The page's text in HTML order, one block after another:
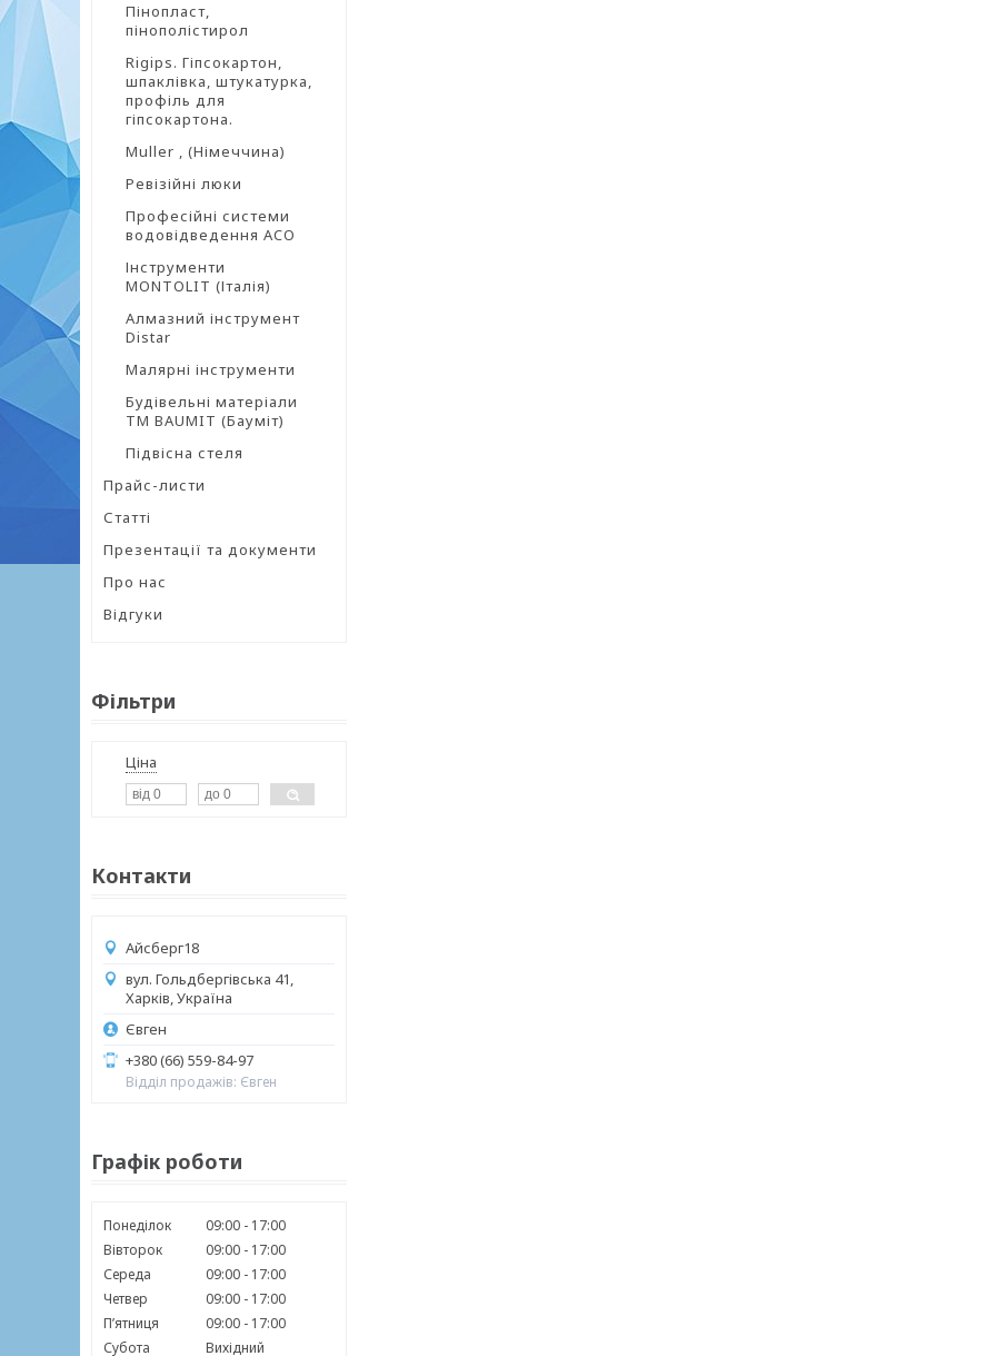
Пінопласт,
пінополістирол
Rigips. Гіпсокартон,
шпаклівка, штукатурка,
профіль для
гіпсокартона.
Muller , (Німеччина)
Ревізійні люки
Професійні системи
водовідведення ACO
Інструменти
MONTOLIT (Італія)
Алмазний інструмент
Distar
Малярні інструменти
Будівельні матеріали
ТМ BAUMIT (Бауміт)
Підвісна стеля
Прайс-листи
Статті
Презентації та документи
Про нас
Відгуки
Фільтри
Ціна
Контакти
Айсберг18
вул. Гольдбергівська 41,
Харків, Україна
Євген
+380 (66) 559-84-97
Відділ продажів: Євген
Графік роботи
Понеділок 09:00
17:00
Вівторок
09:00
17:00
Середа
09:00
17:00
Четвер
09:00
17:00
Пʼятниця
09:00
17:00
Субота
Вихідний